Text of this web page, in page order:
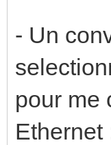
- Un
pour me
Ethernet